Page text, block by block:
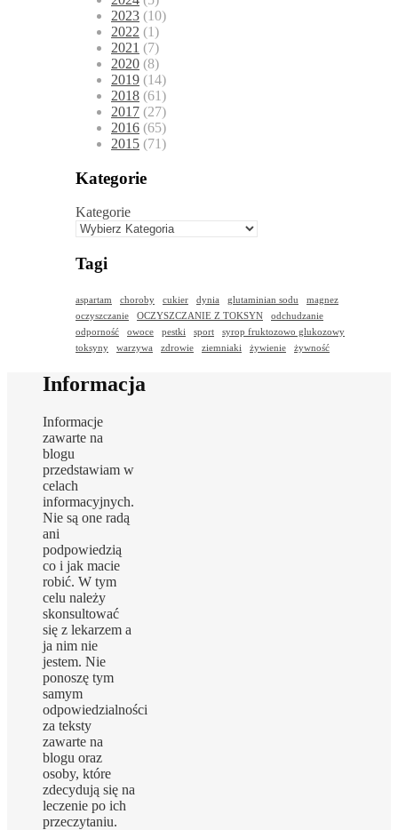
2023 (10)
2022 (1)
2021 (7)
2020 (8)
2019 (14)
2018 (61)
2017 (27)
2016 (65)
2015 (71)
Kategorie
Kategorie
Tagi
aspartam choroby cukier dynia glutaminian sodu
magnez
oczyszczanie
OCZYSZCZANIE Z TOKSYN
odchudzanie
odporność
owoce pestki sport
syrop fruktozowo glukozowy
toksyny
warzywa zdrowie ziemniaki żywienie żywność
Informacja
Informacje
zawarte na
blogu
przedstawiam w
celach
informacyjnych.
Nie są one radą
ani
podpowiedzią
co i jak macie
robić. W tym
celu należy
skonsultować
się z lekarzem a
ja nim nie
jestem. Nie
ponoszę tym
samym
odpowiedzialności
za teksty
zawarte na
blogu oraz
osoby, które
zdecydują się na
leczenie po ich
przeczytaniu.